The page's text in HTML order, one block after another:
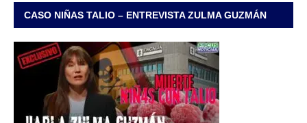
CASO NIÑAS TALIO – ENTREVISTA ZULMA GUZMÁN